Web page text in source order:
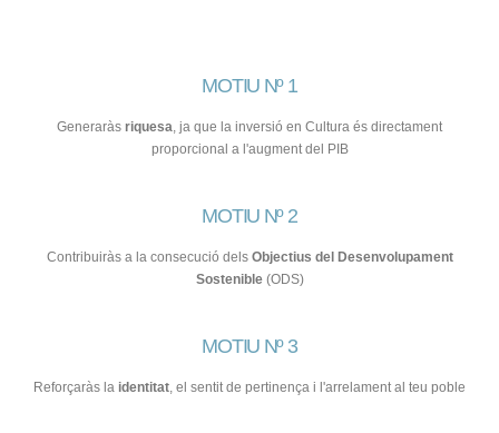
MOTIU Nº 1
Generaràs riquesa , ja que la inversió en Cultura és directament
proporcional a l'augment del PIB
MOTIU Nº 2
Contribuiràs a la consecució dels Objectius del Desenvolupament
Sostenible(ODS)
MOTIU Nº 3
Reforçaràs la identitat , el sentit de pertinença i l'arrelament al teu poble